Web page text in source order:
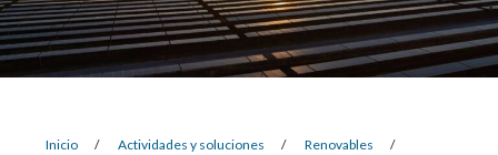
Inicio / Actividades y soluciones / Renovables
/